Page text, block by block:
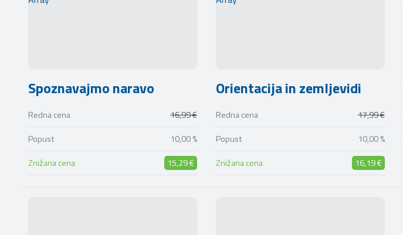
Spoznavajmo naravo
Redna cena
16,99 €
Popust
10,00 %
Znižana cena
15,29 €
Orientacija in zemljevidi
Redna cena
17,99 €
Popust
10,00 %
Znižana cena
16,19 €